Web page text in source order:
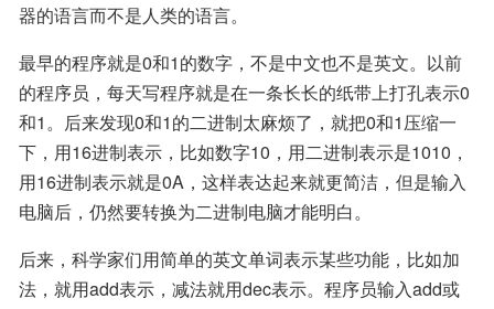
器的语言而不是人类的语言。
最早的程序就是0和1的数字，不是中文也不是英文。以前
的程序员，每天写程序就是在一条长长的纸带上打孔表示0
和1。后来发现0和1的二进制太麻烦了，就把0和1压缩一
下，用16进制表示，比如数字10，用二进制表示是1010，
用16进制表示就是0A，这样表达起来就更简洁，但是输入
电脑后，仍然要转换为二进制电脑才能明白。
后来，科学家们用简单的英文单词表示某些功能，比如加
法，就用add表示，减法就用dec表示。程序员输入add或